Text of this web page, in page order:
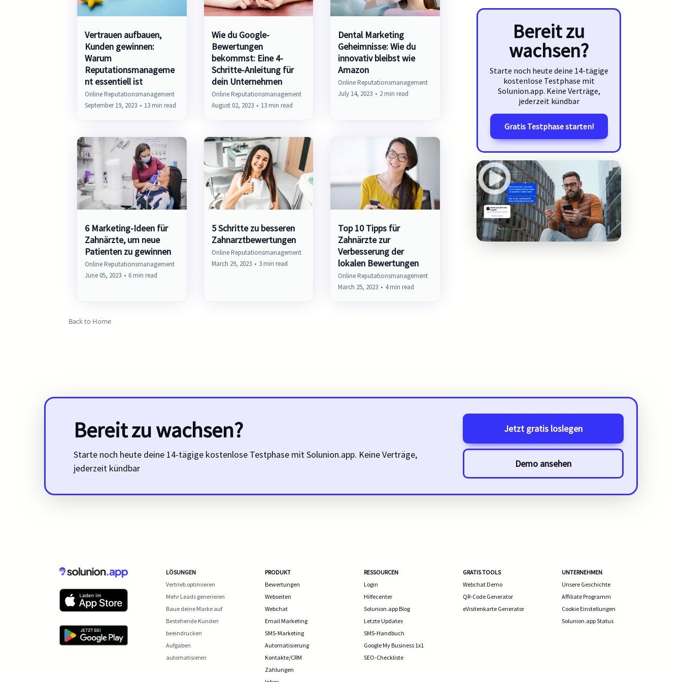
Vertrauen aufbauen,
Kunden gewinnen:
Warum
Reputationsmanageme
nt essentiell ist
Online Reputationsmanagement
September 19, 2023 • 13 min read
Wie du Google-
Bewertungen
bekommst: Eine 4-
Schritte-Anleitung für
dein Unternehmen
Online Reputationsmanagement
August 02, 2023 • 13 min read
Dental Marketing
Geheimnisse: Wie du
innovativ bleibst wie
Amazon
Online Reputationsmanagement
July 14, 2023 • 2 min read
6 Marketing-Ideen für
Zahnärzte, um neue
Patienten zu gewinnen
Online Reputationsmanagement
June 05, 2023 • 6 min read
5 Schritte zu besseren
Zahnarztbewertungen
Online Reputationsmanagement
March 29, 2023 • 3 min read
Top 10 Tipps für
Zahnärzte zur
Verbesserung der
lokalen Bewertungen
Online Reputationsmanagement
March 25, 2023 • 4 min read
Back to Home
Bereit zu
wachsen?
Starte noch heute deine 14-tägige
kostenlose Testphase mit
Solunion.app. Keine Verträge,
jederzeit kündbar
Gratis Testphase starten!
Bereit zu wachsen?
Starte noch heute deine 14-tägige kostenlose Testphase mit Solunion.app. Keine Verträge,
jederzeit kündbar
Jetzt gratis loslegen
Demo ansehen
LÖSUNGEN
Vertrieb optimieren
Mehr Leads generieren
Baue deine Marke auf
Bestehende Kunden
beeindrucken
Aufgaben
automatisieren
PRODUKT
Bewertungen
Webseiten
Webchat
Email Marketing
SMS-Marketing
Automatisierung
Kontakte/CRM
Zahlungen
RESSOURCEN
Login
Hilfecenter
Solunion.app Blog
Letzte Updates
SMS-Handbuch
Google My Business 1x1
SEO-Checkliste
GRATIS TOOLS
Webchat Demo
QR-Code Generator
eVisitenkarte Generator
UNTERNEHMEN
Unsere Geschichte
Affiliate Programm
Cookie Einstellungen
Solunion.app Status